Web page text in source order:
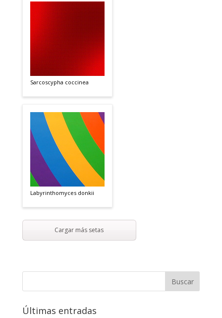
Sarcoscypha coccinea
Labyrinthomyces donkii
Cargar más setas
Últimas entradas